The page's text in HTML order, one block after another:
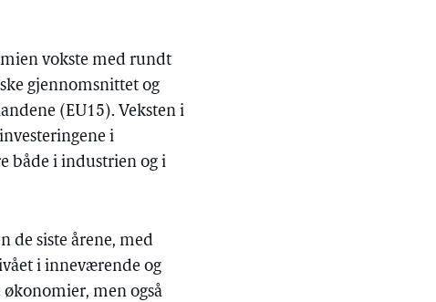
vokste med rundt
gjennomsnittet og
(EU15). Veksten i
i
både i industrien og i
de siste årene, med
i inneværende og
men også